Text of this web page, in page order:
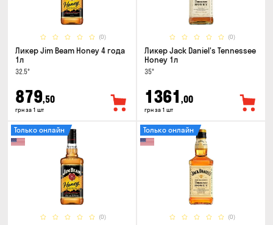
(0)
Ликер Jim Beam Honey 4 года
1л
32.5°
879,50
грн за 1 шт
(0)
Ликер Jack Daniel's Tennessee
Honey 1л
35°
1361 ,00
грн за 1 шт
(0)
Только онлайн
(0)
Только онлайн